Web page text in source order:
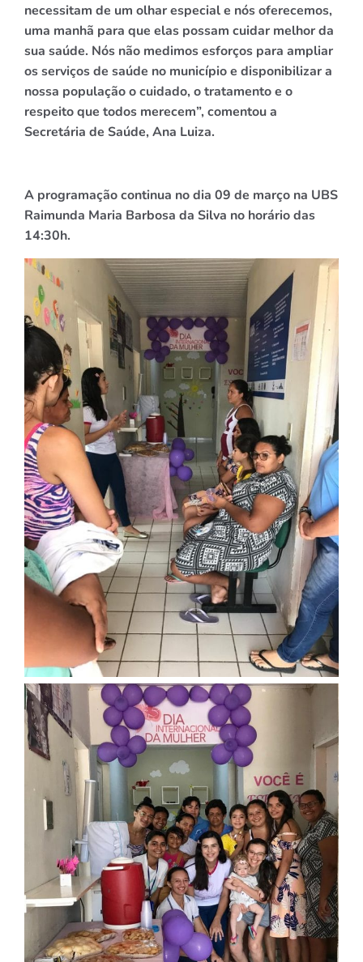
necessitam de um olhar especial e nós oferecemos,
uma manhã para que elas possam cuidar melhor da
sua saúde. Nós não medimos esforços para ampliar
os serviços de saúde no município e disponibilizar a
nossa população o cuidado, o tratamento e o
respeito que todos merecem”, comentou a
Secretária de Saúde, Ana Luiza.
A programação continua nodia 09 de março na UBS
Raimunda Maria Barbosa da Silva no horário das
14:30h.